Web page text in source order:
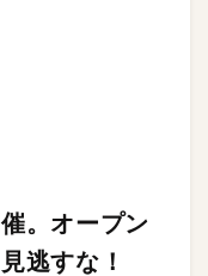
。オープン
逃すな！